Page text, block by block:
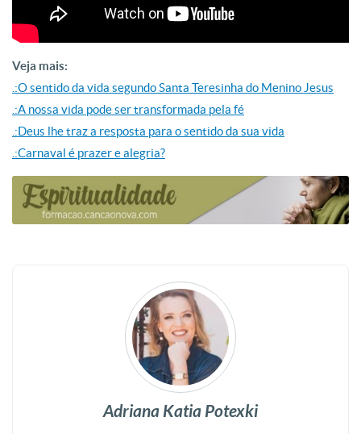
Veja mais:
.:O sentido da vida segundo Santa Teresinha do Menino Jesus
.:A nossa vida pode ser transformada pela fé
.:Deus lhe traz a resposta para o sentido da sua vida
.:Carnaval é prazer e alegria?
Adriana Katia Potexki